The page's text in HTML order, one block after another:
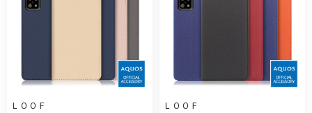
ＬＯＯＦ
ＬＯＯＦ